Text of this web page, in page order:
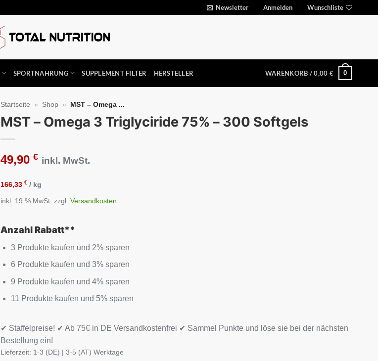
Newsletter Anmelden Wunschliste
SPORTNAHRUNG SUPPLEMENT FILTER HERSTELLER WARENKORB /0,00 € 0
Startseite » Shop » MST – Omega ...
MST – Omega 3 Triglyciride 75% – 300 Softgels
49,90€ inkl. MwSt.
166,33€ / kg
inkl. 19 % MwSt. zzgl.Versandkosten
Anzahl Rabatt**
3 Produkte kaufen und 2% sparen
6 Produkte kaufen und 3% sparen
9 Produkte kaufen und 4% sparen
11 Produkte kaufen und 5% sparen
✔ Staffelpreise! ✔ Ab 75€ in DE Versandkostenfrei ✔ Sammel Punkte und löse sie bei der nächsten
Bestellung ein!
Lieferzeit: 1-3 (DE) | 3-5 (AT) Werktage